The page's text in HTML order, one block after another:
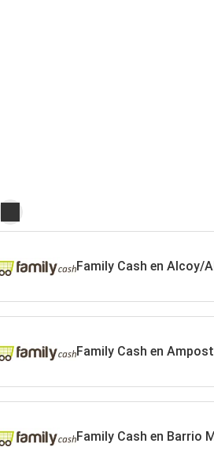
Family Cash en Alcoy/
Family Cash en
Family Cash en Barrio